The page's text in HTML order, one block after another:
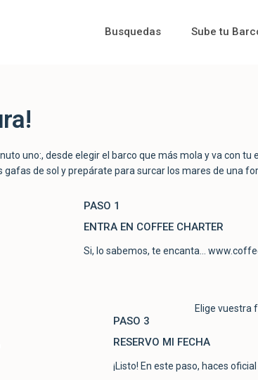
Busquedas Sube tu
uno:, desde elegir el barco que más mola y va con
gafas de sol y prepárate para surcar los mares de
PASO 1
ENTRA EN COFFEE CHARTER
Si, lo sabemos, te encanta...
Elige vuestra
PASO 3
RESERVO MI FECHA
¡Listo! En este paso, haces